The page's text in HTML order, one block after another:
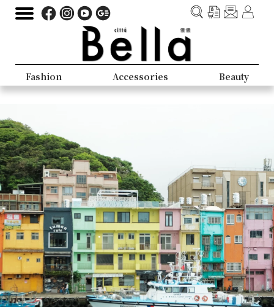
Fashion Accessories Beauty